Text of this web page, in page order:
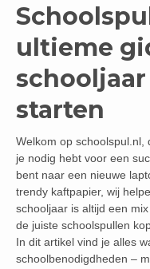
ultieme
starten
Welkom op schoolspul.nl,
je nodig hebt voor een
bent naar een nieuwe
trendy kaftpapier, wij
schooljaar is altijd een
de juiste schoolspullen
In dit artikel vind je alles
schoolbenodigdheden –